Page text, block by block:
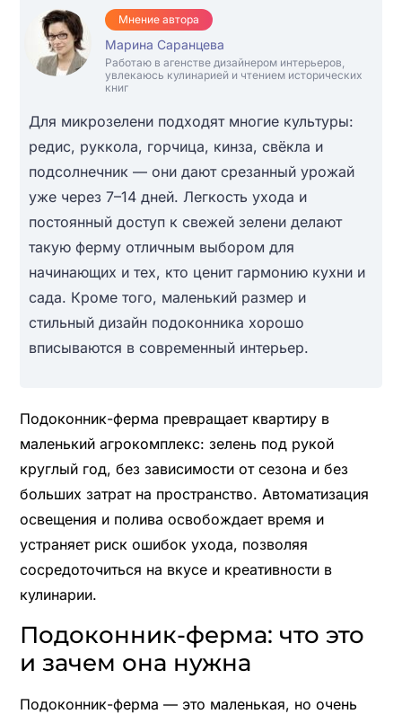
Мнение автора
Марина Саранцева
Работаю в агенстве дизайнером интерьеров,
увлекаюсь кулинарией и чтением исторических
книг
Для микрозелени подходят многие культуры:
редис, руккола, горчица, кинза, свёкла и
подсолнечник — они дают срезанный урожай
уже через 7–14 дней. Легкость ухода и
постоянный доступ к свежей зелени делают
такую ферму отличным выбором для
начинающих и тех, кто ценит гармонию кухни и
сада. Кроме того, маленький размер и
стильный дизайн подоконника хорошо
вписываются в современный интерьер.
Подоконник-ферма превращает квартиру в
маленький агрокомплекс: зелень под рукой
круглый год, без зависимости от сезона и без
больших затрат на пространство. Автоматизация
освещения и полива освобождает время и
устраняет риск ошибок ухода, позволяя
сосредоточиться на вкусе и креативности в
кулинарии.
Подоконник-ферма: что это
и зачем она нужна
Подоконник-ферма — это маленькая, но очень